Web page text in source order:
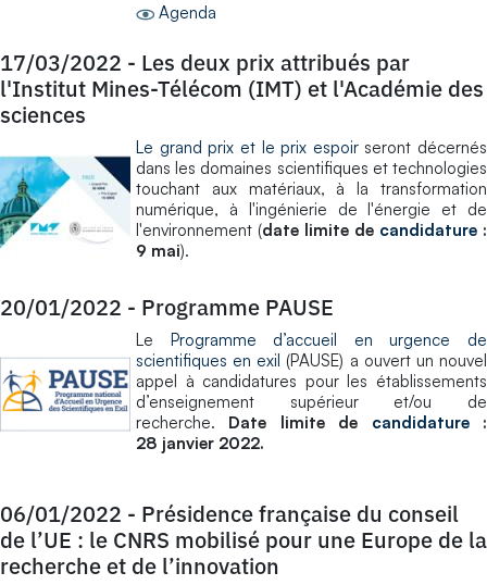
Agenda
17/03/2022 - Les deux prix attribués par
l'Institut Mines-Télécom (IMT) et l'Académie des
sciences
Le grand prix et le prix espoirseront décernés
dans les domaines scientifiques et technologies
touchant aux matériaux, à la transformation
numérique, à l'ingénierie de l'énergie et de
l'environnement (date limite de candidature :
9 mai).
20/01/2022 - Programme PAUSE
Le Programme d’accueil en urgence de
scientifiques en exil (PAUSE) a ouvert un nouvel
appel à candidatures pour les établissements
d’enseignement supérieur et/ou de
recherche. Date limite de candidature:
28 janvier 2022.
06/01/2022 - Présidence française du conseil
de l’UE : le CNRS mobilisé pour une Europe de la
recherche et de l’innovation